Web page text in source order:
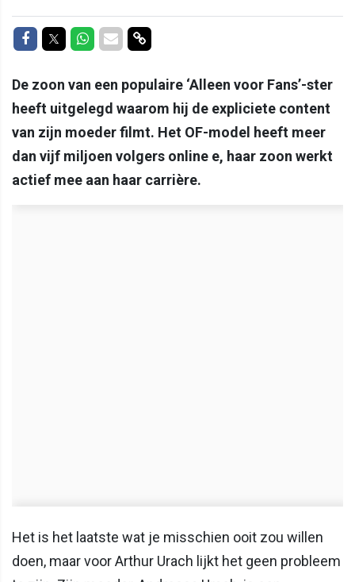
Delen op Facebook
Delen op Twitter
Delen op Whatsapp
Delen via Mail
Delen via link
De zoon van een populaire ‘Alleen voor Fans’-ster
heeft uitgelegd waarom hij de expliciete content
van zijn moeder filmt. Het OF-model heeft meer
dan vijf miljoen volgers online e, haar zoon werkt
actief mee aan haar carrière.
Het is het laatste wat je misschien ooit zou willen
doen, maar voor Arthur Urach lijkt het geen probleem